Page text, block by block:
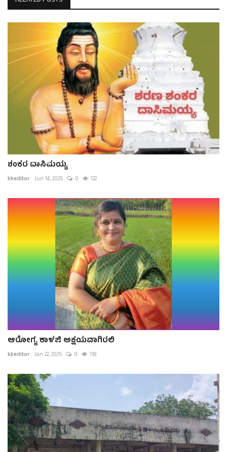
ಶಂಕರ ದಾಸಿಮಯ್ಯ
kkeditor Jun 14, 2025 0 122
ಆರೋಗ್ಯ ಕಾಳಜಿ ಅಕ್ಷಯವಾಗಿರಲಿ
kkeditor Jan 22, 2025 0 118